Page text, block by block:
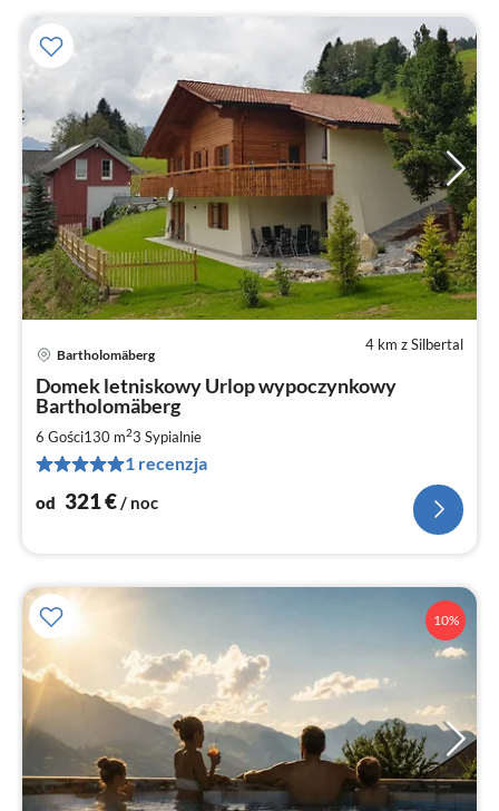
4 km z Silbertal
Bartholomäberg
Domek letniskowy Urlop wypoczynkowy
Bartholomäberg
6 Gości130 m23 Sypialnie
1 recenzja
od 321€/ noc
10%